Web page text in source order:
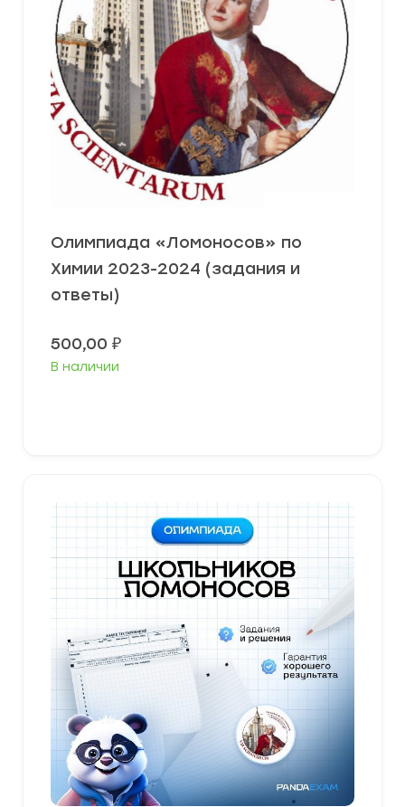
Олимпиада «Ломоносов» по
Химии 2023-2024 (задания и
ответы)
500,00 ₽
В наличии